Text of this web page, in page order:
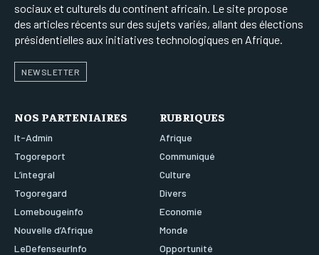
sociaux et culturels du continent africain. Le site propose
des articles récents sur des sujets variés, allant des élections
présidentielles aux initiatives technologiques en Afrique.
NEWSLETTER
NOS PARTENIAIRES
It-Admin
Togoreport
L’integral
Togoregard
Lomebougeinfo
Nouvelle d’Afrique
LeDefenseurInfo
RUBRIQUES
Afrique
Communiqué
Culture
Divers
Economie
Monde
Opportunité